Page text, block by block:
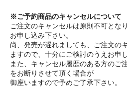
※ご予約商品のキャンセルについて
ご注文のキャンセルは原則不可とな
お申し込み下さい。
尚、発売が遅れましても、ご注文の
ますので、十分にご検討のうえお申
また、キャンセル履歴のある方のご
をお断りさせて頂く場合が
御座いますので予めご了承下さい。